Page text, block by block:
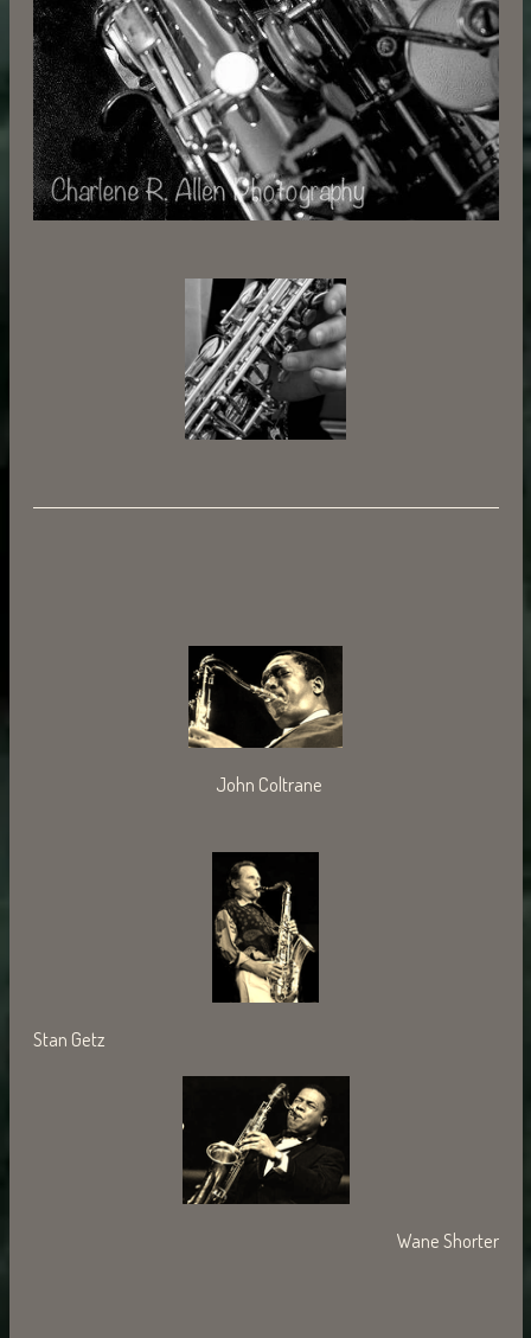
John Coltrane
Stan Getz
Wane Shorter